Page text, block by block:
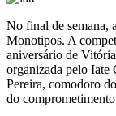
No final de semana,
Monotipos. A
aniversário de
organizada pelo Iate
Pereira, comodoro
do